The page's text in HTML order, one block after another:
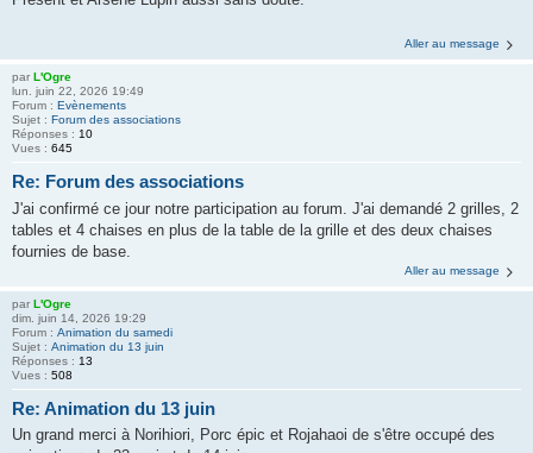
Aller au message
par L'Ogre
lun. juin 22, 2026 19:49
Forum : Evènements
Sujet : Forum des associations
Réponses : 10
Vues : 645
Re: Forum des associations
J'ai confirmé ce jour notre participation au forum. J'ai demandé 2 grilles, 2
tables et 4 chaises en plus de la table de la grille et des deux chaises
fournies de base.
Aller au message
par L'Ogre
dim. juin 14, 2026 19:29
Forum : Animation du samedi
Sujet : Animation du 13 juin
Réponses : 13
Vues : 508
Re: Animation du 13 juin
Un grand merci à Norihiori, Porc épic et Rojahaoi de s'être occupé des